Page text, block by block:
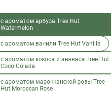
с ароматом арбуза Tree Hut
Watermelon
с ароматом ванили Tree Hut Vanilla
с ароматом кокоса и ананаса Tree Hut
Coco Colada
с ароматом марокканской розы Tree
Hut Moroccan Rose